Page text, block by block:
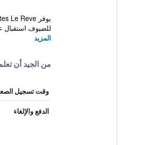
للضيوف استقبال
المزيد
من الجيد أن
وقت تسجيل
الدفع والإلغاء